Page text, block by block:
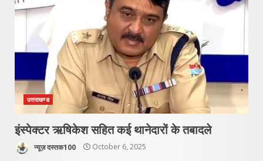
उत्तराखण्ड
इंस्पेक्टर ऋषिकेश सहित कई थानेदारों के तबादले
न्यूज़ दस्तक100 October 6, 2025